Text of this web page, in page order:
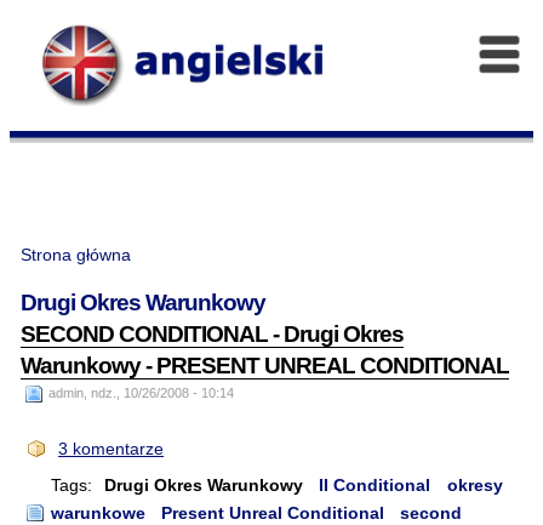
Strona główna
Drugi Okres Warunkowy
SECOND CONDITIONAL - Drugi Okres
Warunkowy - PRESENT UNREAL CONDITIONAL
admin, ndz., 10/26/2008 - 10:14
3 komentarze
Tags:
Drugi Okres Warunkowy II Conditional
okresy
warunkowe
Present Unreal Conditional
second